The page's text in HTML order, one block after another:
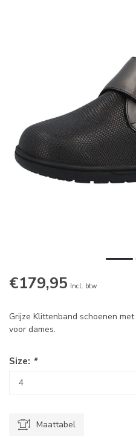
€179,95 Incl. btw
Grijze Klittenband schoenen
voor dames.
Size: *
Maattabel